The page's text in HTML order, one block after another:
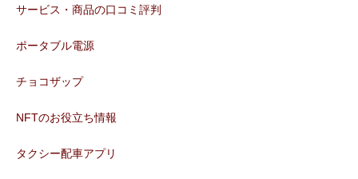
サービス・商品の口コミ評判
ポータブル電源
チョコザップ
NFTのお役立ち情報
タクシー配車アプリ